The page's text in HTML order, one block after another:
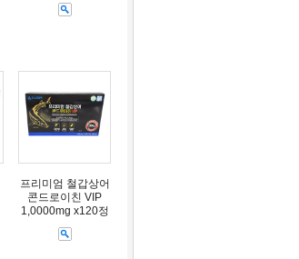
프리미엄 철갑상어
콘드로이친 VIP
1,0000mg x120정